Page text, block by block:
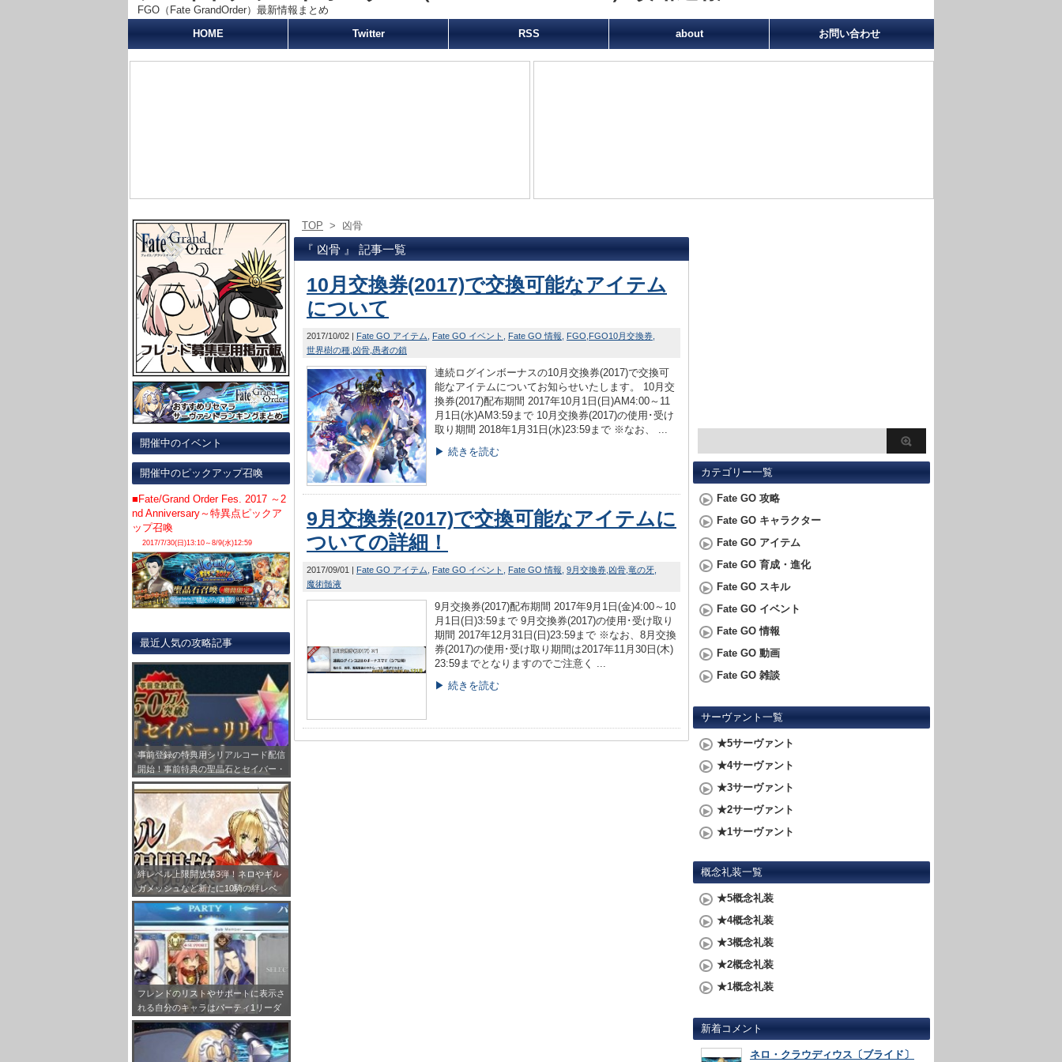
FGO（Fate GrandOrder）最新情報まとめ
HOME
Twitter RSS about お問い合わせ
開催中のイベント
開催中のピックアップ召喚
■Fate/Grand Order Fes. 2017 ～2
nd Anniversary～特異点ピックア
ップ召喚
2017/7/30(日)13:10～8/9(水)12:59
最近人気の攻略記事
事前登録の特典用シリアルコード配信
開始！事前特典の聖晶石とセイバー・
リリィの受け取り方法をまとめてみ
た！
絆レベル上限開放第3弾！ネロやギル
ガメッシュなど新たに10騎の絆レベ
ルが最大Lv.10まで開放!!
フレンドのリストやサポートに表示さ
れる自分のキャラはパーティ1リーダ
ーで固定だぞ！
TOP > 凶骨
『 凶骨 』 記事一覧
10月交換券(2017)で交換可能なアイテム
について
2017/10/02 Fate GO アイテム Fate GO イベント Fate GO 情報 FGO FGO10月交換券
世界樹の種 凶骨 愚者の鎖
連続ログインボーナスの10月交換券(2017)で交換可
能なアイテムについてお知らせいたします。 10月交
換券(2017)配布期間 2017年10月1日(日)AM4:00～11
月1日(水)AM3:59まで 10月交換券(2017)の使用･受け
取り期間 2018年1月31日(水)23:59まで ※なお、 ...
▶ 続きを読む
9月交換券(2017)で交換可能なアイテムに
ついての詳細！
2017/09/01 Fate GO アイテム Fate GO イベント Fate GO 情報 9月交換券 凶骨 竜の牙
魔術髄液
9月交換券(2017)配布期間 2017年9月1日(金)4:00～10
月1日(日)3:59まで 9月交換券(2017)の使用･受け取り
期間 2017年12月31日(日)23:59まで ※なお、8月交換
券(2017)の使用･受け取り期間は2017年11月30日(木)
23:59までとなりますのでご注意く ...
▶ 続きを読む
カテゴリー一覧
Fate GO 攻略
Fate GO キャラクター
Fate GO アイテム
Fate GO 育成・進化
Fate GO スキル
Fate GO イベント
Fate GO 情報
Fate GO 動画
Fate GO 雑談
サーヴァント一覧
★5サーヴァント
★4サーヴァント
★3サーヴァント
★2サーヴァント
★1サーヴァント
概念礼装一覧
★5概念礼装
★4概念礼装
★3概念礼装
★2概念礼装
★1概念礼装
新着コメント
ネロ・クラウディウス〔ブライド〕